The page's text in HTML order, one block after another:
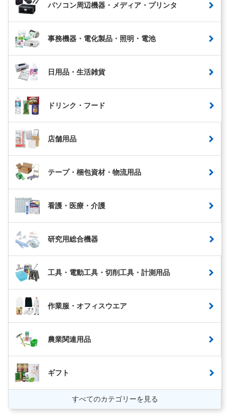
パソコン周辺機器・メディア・プリンタ
事務機器・電化製品・照明・電池
日用品・生活雑貨
ドリンク・フード
店舗用品
テープ・梱包資材・物流用品
看護・医療・介護
研究用総合機器
工具・電動工具・切削工具・計測用品
作業服・オフィスウエア
農業関連用品
ギフト
すべてのカテゴリーを見る